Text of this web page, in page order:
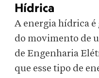
Hídrica
A energia hídrica é
do movimento de
de Engenharia
que esse tipo de